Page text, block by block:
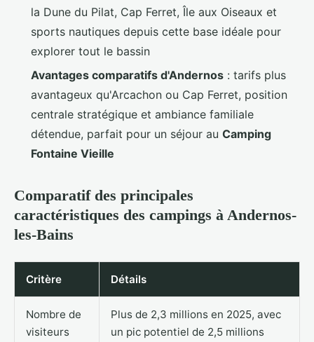
la Dune du Pilat, Cap Ferret, Île aux Oiseaux et
sports nautiques depuis cette base idéale pour
explorer tout le bassin
Avantages comparatifs d'Andernos : tarifs plus
avantageux qu'Arcachon ou Cap Ferret, position
centrale stratégique et ambiance familiale
détendue, parfait pour un séjour au Camping
Fontaine Vieille
Comparatif des principales
caractéristiques des campings à Andernos-
les-Bains
Critère Détails
Nombre de
visiteurs
Plus de 2,3 millions en 2025, avec
un pic potentiel de 2,5 millions